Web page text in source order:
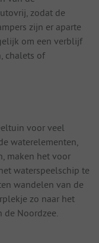
zodat de
zijn er aparte
om een verblijf
chalets of
voor veel
waterelementen,
maken het voor
waterspeelschip te
wandelen van de
zo naar het
Noordzee.